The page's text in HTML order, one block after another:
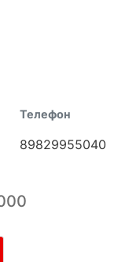
Телефон
89829955040